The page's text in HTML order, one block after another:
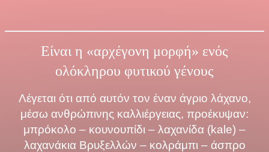
Είναι η «αρχέγονη μορφή» ενός
ολόκληρου φυτικού γένους
Λέγεται ότι από αυτόν τον έναν άγριο λάχανο,
μέσω ανθρώπινης καλλιέργειας, προέκυψαν:
μπρόκολο – κουνουπίδι – λαχανίδα (kale) –
λαχανάκια Βρυξελλών – κολράμπι – άσπρο